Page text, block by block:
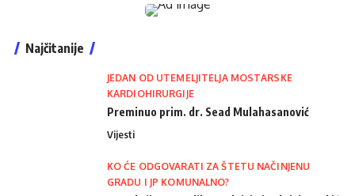
Najčitanije
JEDAN OD UTEMELJITELJA MOSTARSKE
KARDIOHIRURGIJE
Preminuo prim. dr. Sead Mulahasanović
Vijesti
KO ĆE ODGOVARATI ZA ŠTETU NAČINJENU
GRADU I JP KOMUNALNO?